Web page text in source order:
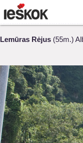
Lemūras Rėjus (55m.)